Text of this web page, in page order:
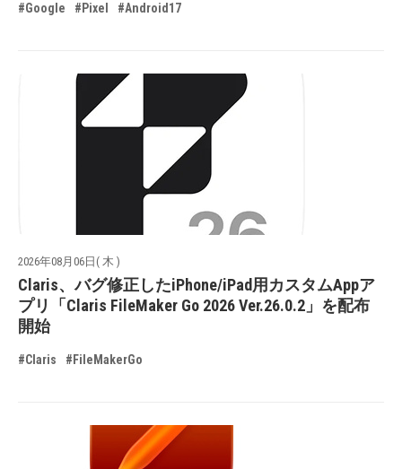
#Google #Pixel #Android17
2026年08月06日( 木 )
Claris、バグ修正したiPhone/iPad用カスタムAppア
プリ「Claris FileMaker Go 2026 Ver.26.0.2」を配布
開始
#Claris #FileMakerGo